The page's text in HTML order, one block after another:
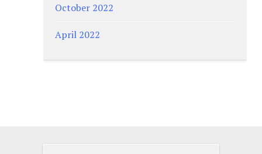
October 2022
April 2022